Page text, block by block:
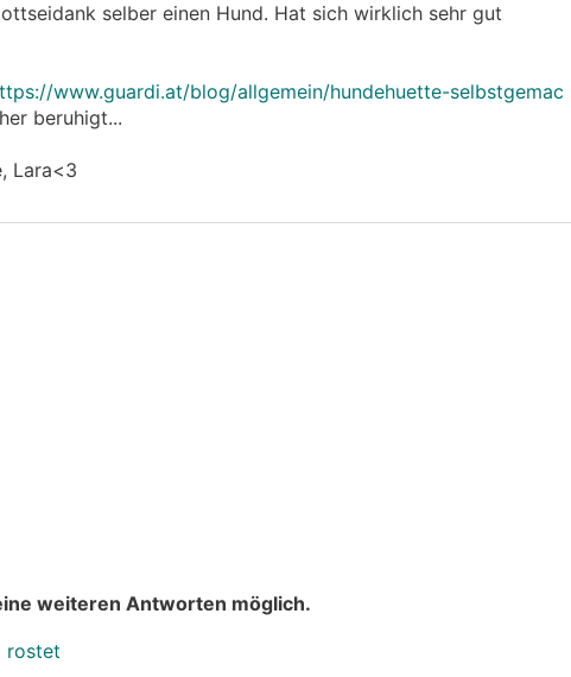
selber einen Hund. Hat sich wirklich sehr gut
www.guardi.at/blog/allgemein/hundehuette-selbstgemac
beruhigt...
Lara<3
weiteren Antworten möglich.
rostet